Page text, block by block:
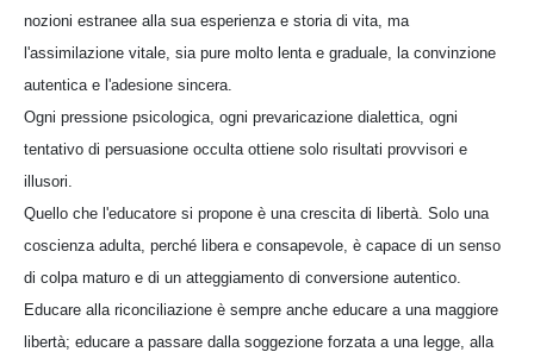
nozioni estranee alla sua esperienza e storia di vita, ma
l'assimilazione vitale, sia pure molto lenta e graduale, la convinzione
autentica e l'adesione sincera.
Ogni pressione psicologica, ogni prevaricazione dialettica, ogni
tentativo di persuasione occulta ottiene solo risultati provvisori e
illusori.
Quello che l'educatore si propone è una crescita di libertà. Solo una
coscienza adulta, perché libera e consapevole, è capace di un senso
di colpa maturo e di un atteggiamento di conversione autentico.
Educare alla riconciliazione è sempre anche educare a una maggiore
libertà; educare a passare dalla soggezione forzata a una legge, alla